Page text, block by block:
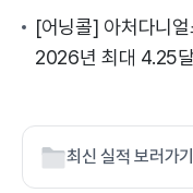
[어닝콜] 아처다니
2026년 최대 4.25
최신 실적 보러가기